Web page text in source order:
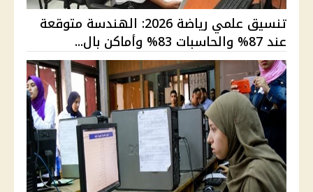
تنسيق علمي رياضة 2026: الهندسة متوقعة
عند 87% والحاسبات 83% وأماكن بال...